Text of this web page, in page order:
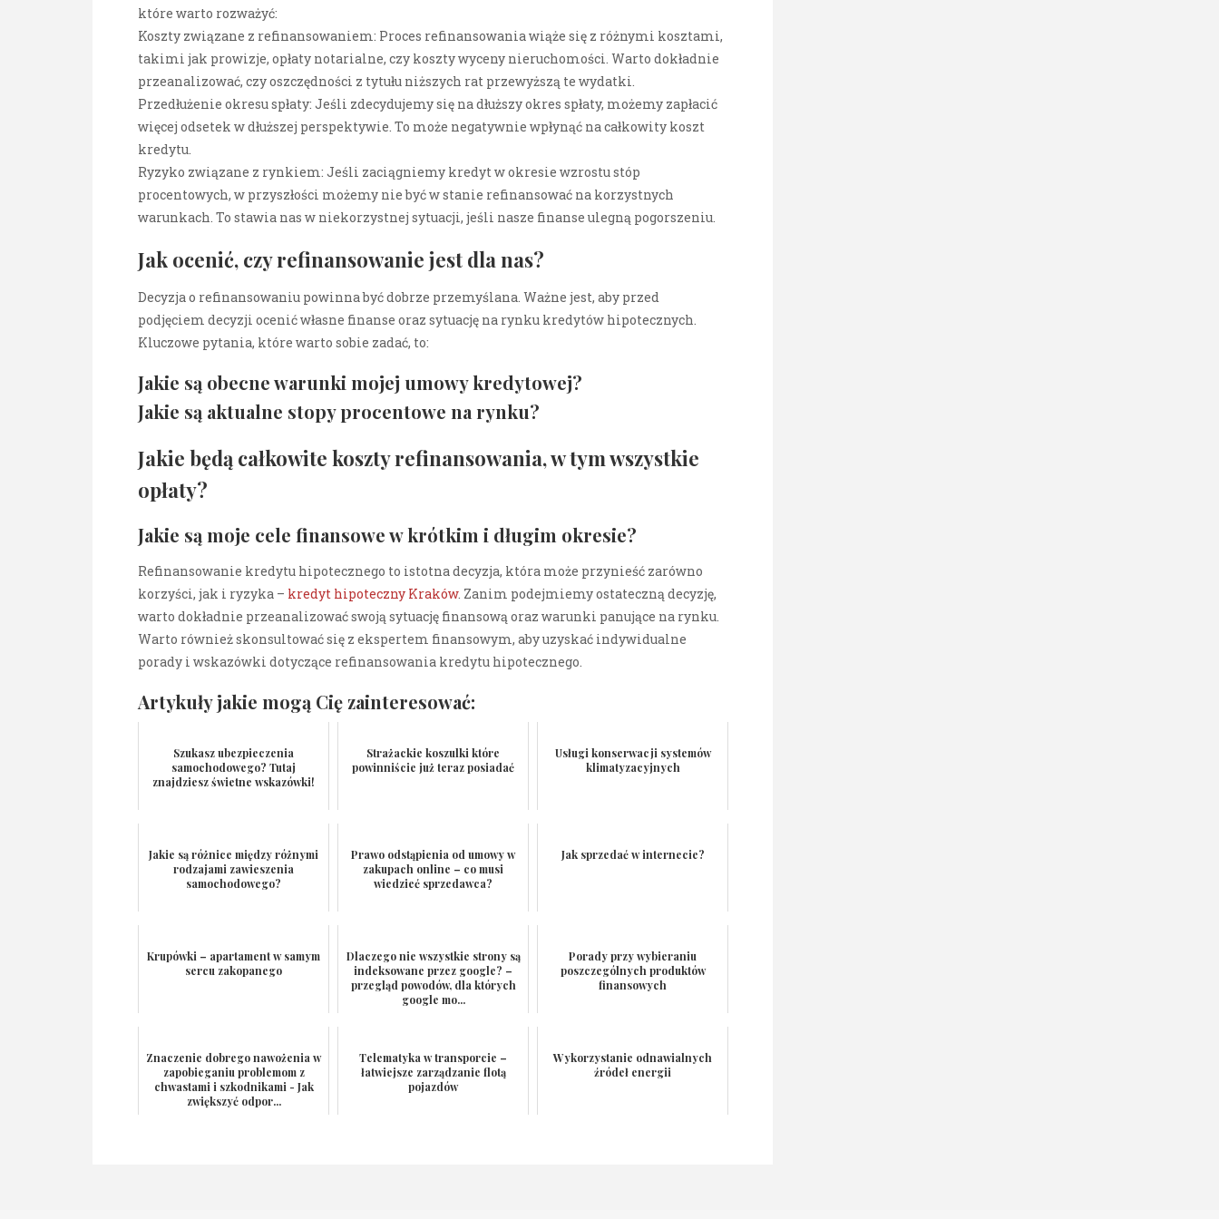
które warto rozważyć:
Koszty związane z refinansowaniem: Proces refinansowania wiąże się z różnymi kosztami,
takimi jak prowizje, opłaty notarialne, czy koszty wyceny nieruchomości. Warto dokładnie
przeanalizować, czy oszczędności z tytułu niższych rat przewyższą te wydatki.
Przedłużenie okresu spłaty: Jeśli zdecydujemy się na dłuższy okres spłaty, możemy zapłacić
więcej odsetek w dłuższej perspektywie. To może negatywnie wpłynąć na całkowity koszt
kredytu.
Ryzyko związane z rynkiem: Jeśli zaciągniemy kredyt w okresie wzrostu stóp
procentowych, w przyszłości możemy nie być w stanie refinansować na korzystnych
warunkach. To stawia nas w niekorzystnej sytuacji, jeśli nasze finanse ulegną pogorszeniu.
Jak ocenić, czy refinansowanie jest dla nas?
Decyzja o refinansowaniu powinna być dobrze przemyślana. Ważne jest, aby przed
podjęciem decyzji ocenić własne finanse oraz sytuację na rynku kredytów hipotecznych.
Kluczowe pytania, które warto sobie zadać, to:
Jakie są obecne warunki mojej umowy kredytowej?
Jakie są aktualne stopy procentowe na rynku?
Jakie będą całkowite koszty refinansowania, w tym wszystkie
opłaty?
Jakie są moje cele finansowe w krótkim i długim okresie?
Refinansowanie kredytu hipotecznego to istotna decyzja, która może przynieść zarówno
korzyści, jak i ryzyka – kredyt hipoteczny Kraków. Zanim podejmiemy ostateczną decyzję,
warto dokładnie przeanalizować swoją sytuację finansową oraz warunki panujące na rynku.
Warto również skonsultować się z ekspertem finansowym, aby uzyskać indywidualne
porady i wskazówki dotyczące refinansowania kredytu hipotecznego.
Artykuły jakie mogą Cię zainteresować:
Szukasz ubezpieczenia
samochodowego? Tutaj
znajdziesz świetne wskazówki!
Strażackie koszulki które
powinniście już teraz posiadać
Usługi konserwacji systemów
klimatyzacyjnych
Jakie są różnice między różnymi
rodzajami zawieszenia
samochodowego?
Prawo odstąpienia od umowy w
zakupach online – co musi
wiedzieć sprzedawca?
Jak sprzedać w internecie?
Krupówki – apartament w samym
sercu zakopanego
Dlaczego nie wszystkie strony są
indeksowane przez google? –
przegląd powodów, dla których
google mo...
Porady przy wybieraniu
poszczególnych produktów
finansowych
Znaczenie dobrego nawożenia w
zapobieganiu problemom z
chwastami i szkodnikami - Jak
zwiększyć odpor...
Telematyka w transporcie –
łatwiejsze zarządzanie flotą
pojazdów
Wykorzystanie odnawialnych
źródeł energii